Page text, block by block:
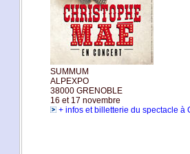
SUMMUM
ALPEXPO
38000 GRENOBLE
16 et 17 novembre
+ infos et billetterie du spectacle à